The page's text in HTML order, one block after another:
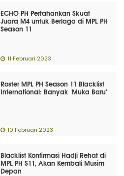
ECHO PH Pertahankan Skuat
Juara M4 untuk Berlaga di MPL PH
Season 11
11 Februari 2023
Roster MPL PH Season 11 Blacklist
International: Banyak 'Muka Baru'
10 Februari 2023
Blacklist Konfirmasi Hadji Rehat di
MPL PH S11, Akan Kembali Musim
Depan